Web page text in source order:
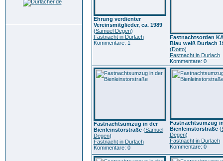
Ehrung verdienter
Vereinsmitglieder, ca. 1989
(Samuel Degen)
Fastnacht in Durlach
Kommentare: 1
Fastnachtsorden
Blau weiß Durlach
(Dotto)
Fastnacht in Durlach
Kommentare: 0
Fastnachtsumzug in der
Bienleinstorstraße(Samuel
Degen)
Fastnacht in Durlach
Kommentare: 0
Fastnachtsumzug
Bienleinstorstraße(
Degen)
Fastnacht in Durlach
Kommentare: 0